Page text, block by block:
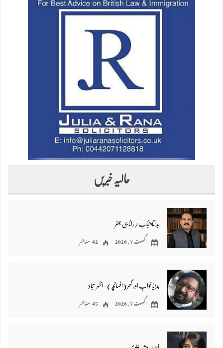
حالیہ خبریں
بدلتا پنجاب/رانا جی جعفر
اگست 7, 2026 42 مناظر
چڑیا خواب اور گھر (افسانچہ)- اظہر سجاد
اگست 7, 2026 45 مناظر